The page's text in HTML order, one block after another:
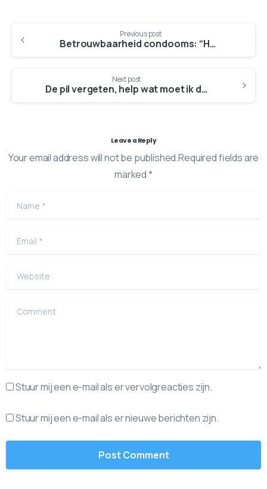
Reading
Previous post
Betrouwbaarheid condooms: “Hoe veilig is een condoom?”
Next post
De pil vergeten, help wat moet ik doen?
Leave a Reply
Your email address will not be published.Required fields are
marked *
Name
Email
Website
Comment
Stuur mij een e-mail als er vervolgreacties zijn.
Stuur mij een e-mail als er nieuwe berichten zijn.